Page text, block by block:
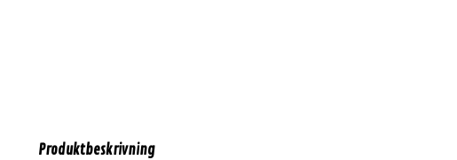
Produktbeskrivning